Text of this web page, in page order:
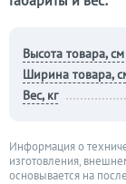
Высота товара, см
Ширина товара,
Вес, кг
Информация о
изготовления,
основывается на